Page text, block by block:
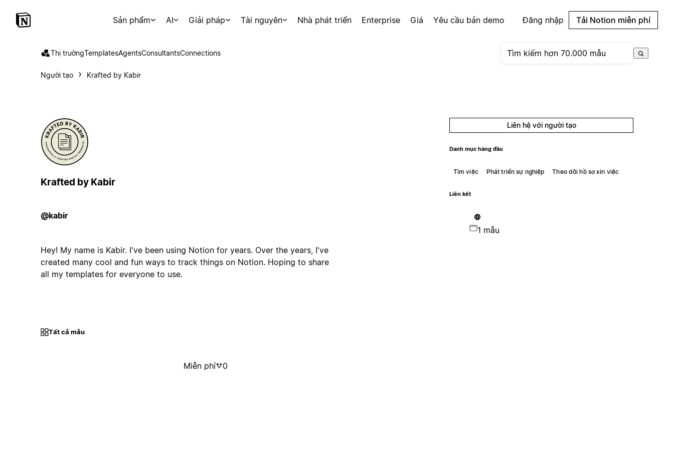
Sản phẩm AI Giải pháp Tài nguyên Nhà phát triển Enterprise Giá Yêu cầu bản demo Đăng nhập Tải Notion miễn phí
Thị trườngTemplatesAgentsConsultantsConnections
Người tạo Krafted by Kabir
Krafted by Kabir
@kabir
Hey! My name is Kabir. I've been using Notion for years. Over the years, I've
created many cool and fun ways to track things on Notion. Hoping to share
all my templates for everyone to use.
Liên hệ với người tạo
Danh mục hàng đầu
Tìm việc Phát triển sự nghiệp Theo dõi hồ sơ xin việc
Liên kết
1 mẫu
Tất cả mẫu
Miễn phí 0